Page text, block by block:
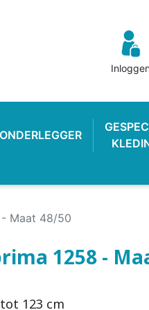
ONDERLEGGER
LUIER
BROEKJE
- Maat 48/50
1258 -
123 cm